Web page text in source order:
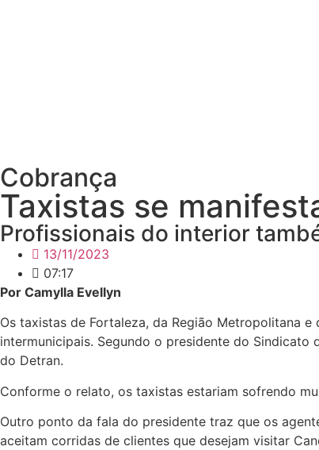
Cobrança
Taxistas se
Profissionais do interior
13/11/2023
07:17
Por Camylla Evellyn
Os taxistas de Fortaleza, da Região Metropolitana
intermunicipais. Segundo o presidente do Sindicato
do Detran.
Conforme o relato, os taxistas estariam sofrendo
Outro ponto da fala do presidente traz que os
aceitam corridas de clientes que desejam visitar